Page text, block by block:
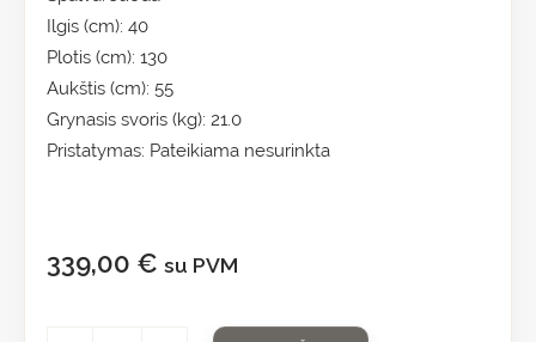
Ilgis (cm): 40
Plotis (cm): 130
Aukštis (cm): 55
Grynasis svoris (kg): 21.0
Pristatymas: Pateikiama nesurinkta
339,00 € su PVM